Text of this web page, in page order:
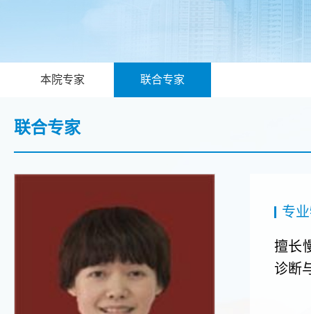
本院专家 联合专家
联合专家
专
擅长
诊断